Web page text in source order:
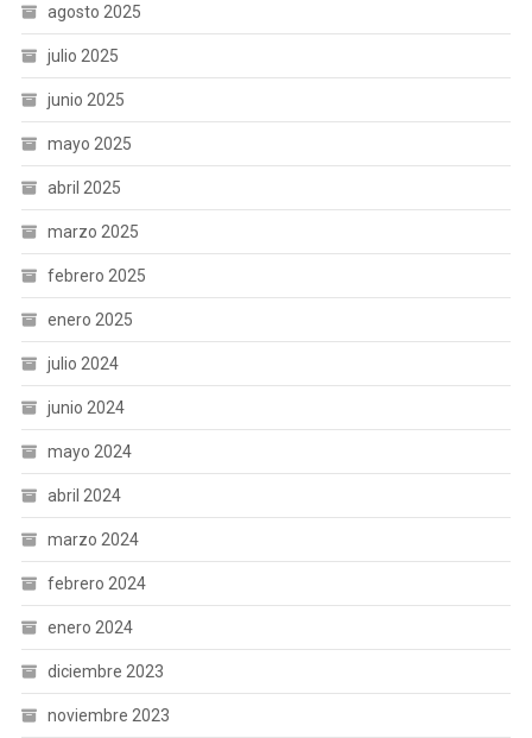
agosto 2025
julio 2025
junio 2025
mayo 2025
abril 2025
marzo 2025
febrero 2025
enero 2025
julio 2024
junio 2024
mayo 2024
abril 2024
marzo 2024
febrero 2024
enero 2024
diciembre 2023
noviembre 2023